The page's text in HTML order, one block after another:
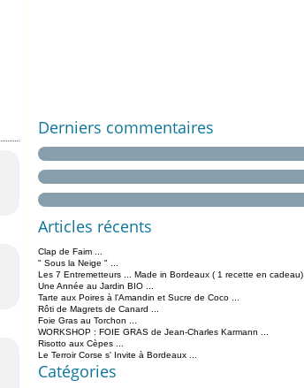
Derniers commentaires
Articles récents
Clap de Faim ...
" Sous la Neige " ...
Les 7 Entremetteurs ... Made in Bordeaux ( 1 recette en cadeau)
Une Année au Jardin BIO ...
Tarte aux Poires à l'Amandin et Sucre de Coco ...
Rôti de Magrets de Canard ...
Foie Gras au Torchon ...
WORKSHOP : FOIE GRAS de Jean-Charles Karmann ...
Risotto aux Cèpes ...
Le Terroir Corse s' Invite à Bordeaux ...
Catégories